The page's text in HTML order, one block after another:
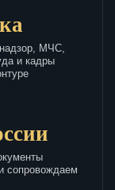
МЧС,
и кадры
сопровождаем